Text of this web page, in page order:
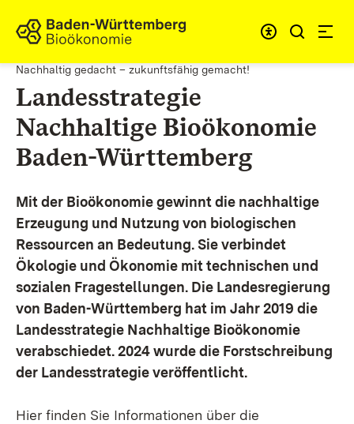
Zum Inhalt springen
Link zur Startseite
Nachhaltig gedacht – zukunftsfähig gemacht!
Landesstrategie
Nachhaltige Bioökonomie
Baden-Württemberg
Mit der Bioökonomie gewinnt die nachhaltige
Erzeugung und Nutzung von biologischen
Ressourcen an Bedeutung. Sie verbindet
Ökologie und Ökonomie mit technischen und
sozialen Fragestellungen. Die Landesregierung
von Baden-Württemberg hat im Jahr 2019 die
Landesstrategie Nachhaltige Bioökonomie
verabschiedet. 2024 wurde die Forstschreibung
der Landesstrategie veröffentlicht.
Hier finden Sie Informationen über die